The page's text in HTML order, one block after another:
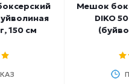
150 см
Мешок
DIKO